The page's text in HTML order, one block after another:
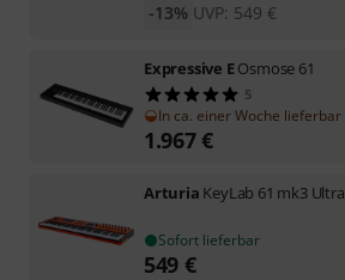
UVP: 549 €
-13%
Expressive EOsmose 61
5
In ca. einer Woche lieferbar
1.967€
Arturia KeyLab 61 mk3 Ultra
Sofort lieferbar
549 €